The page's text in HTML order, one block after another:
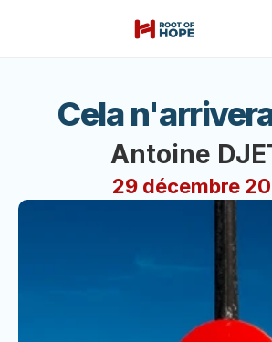
Cela
Antoine
29 décembre